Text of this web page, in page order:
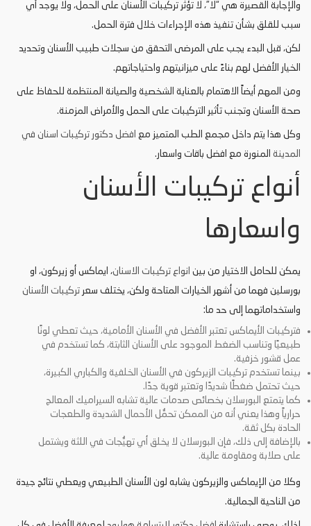
والإجابة القصيرة هي “لا”، لا تؤثر تركيبات الأسنان على الحمل، ولا يوجد أي
سبب للقلق بشأن تنفيذ هذه الإجراءات خلال فترة الحمل.
لكن، قبل البدء يجب على المرضى التحقق من سجلات طبيب الأسنان وتحديد
الخيار الأفضل لهم بناءً على ميزانيتهم واحتياجاتهم.
ومن المهم أيضاً الاهتمام بالعناية الشخصية والصيانة المنتظمة للحفاظ على
صحة الأسنان وتجنب تأثير التركيبات على الحمل والأمراض المزمنة.
وكل هذا يتم داخل مجمع الطب المتميز مع افضل دكتور تركيبات اسنان في
المدينة المنورة مع افضل باقات واسعار.
أنواع تركيبات الأسنان
واسعارها
يمكن للحامل الاختيار من بين انواع تركيبات الاسنان، ايماكس أو زيركون، او
بورسلين فهما من أشهر الخيارات المتاحة ولكن، يختلف سعر تركيبات الأسنان
واستخداماتهما إلى حد ما:
فتركيبات الأيماكس تعتبر الأفضل في الأسنان الأمامية، حيث تعطي لونًا
طبيعيًا وتناسب الضغط الموجود على الأسنان الثابتة، كما تستخدم في
عمل قشور خزفية.
بينما تستخدم تركيبات الزيركون في الأسنان الخلفية والكباري الكبيرة،
حيث تحتمل ضغطًا شديدًا وتعتبر قوية جدًا.
كما يتمتع البورسلان بخصائص صدمات عالية تشابه السيراميك المعالج
حرارياً وهذا يعني أنه من الممكن تحمُّل الأحمال الشديدة والطعجات
الحادة بكل ثقة.
بالإضافة إلى ذلك، فإن البورسلان لا يخلق أي تهيُّجات في اللثة ويشتمل
على صلابة ومقاومة عالية.
وكلا من الإيماكس والزيركون يشابه لون الأسنان الطبيعي ويعطي نتائج جيدة
من الناحية الجمالية.